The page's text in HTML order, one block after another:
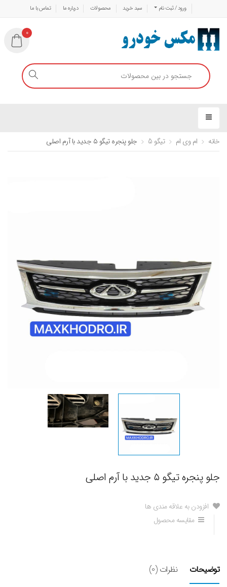
ورود / ثبت نام سبد خرید محصولات درباره ما تماس با ما
0
خانه ام وی ام تیگو 5 جلو پنجره تیگو ۵ جدید با آرم اصلی
جلو پنجره تیگو ۵ جدید با آرم اصلی
افزودن به علاقه مندی ها
مقایسه محصول
توضیحات نظرات (0)